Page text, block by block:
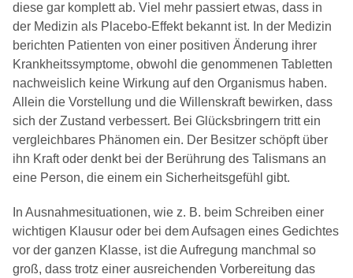
diese gar komplett ab. Viel mehr passiert etwas, dass in
der Medizin als Placebo-Effekt bekannt ist. In der Medizin
berichten Patienten von einer positiven Änderung ihrer
Krankheitssymptome, obwohl die genommenen Tabletten
nachweislich keine Wirkung auf den Organismus haben.
Allein die Vorstellung und die Willenskraft bewirken, dass
sich der Zustand verbessert. Bei Glücksbringern tritt ein
vergleichbares Phänomen ein. Der Besitzer schöpft über
ihn Kraft oder denkt bei der Berührung des Talismans an
eine Person, die einem ein Sicherheitsgefühl gibt.
In Ausnahmesituationen, wie z. B. beim Schreiben einer
wichtigen Klausur oder bei dem Aufsagen eines Gedichtes
vor der ganzen Klasse, ist die Aufregung manchmal so
groß, dass trotz einer ausreichenden Vorbereitung das